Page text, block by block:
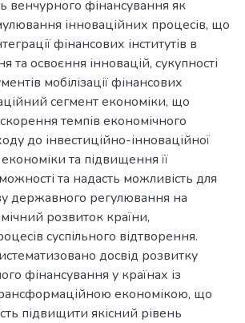
венчурного фінансування як
інноваційних процесів, що
фінансових інститутів в
та освоєння інновацій, сукупності
мобілізації фінансових
сегмент економіки, що
темпів економічного
до інвестиційно-інноваційної
та підвищення її
та надасть можливість для
державного регулювання на
розвиток країни,
суспільного відтворення.
досвід розвитку
фінансування у країнах із
економікою, що
підвищити якісний рівень